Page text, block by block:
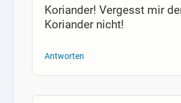
Koriander! Vergesst mir
Koriander nicht!
Antworten